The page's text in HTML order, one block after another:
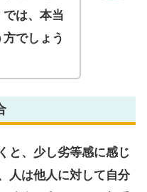
では、本当
でしょう
と、少し劣等感に感じ
人は他人に対して自分